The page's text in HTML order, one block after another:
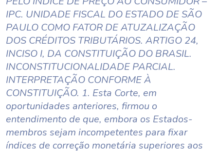
IPC. UNIDADE FISCAL DO ESTADO DE SÃO
PAULO COMO FATOR DE ATUZALIZAÇÃO
DOS CRÉDITOS TRIBUTÁRIOS. ARTIGO 24,
INCISO I, DA CONSTITUIÇÃO DO BRASIL.
INCONSTITUCIONALIDADE PARCIAL.
INTERPRETAÇÃO CONFORME À
CONSTITUIÇÃO. 1. Esta Corte, em
oportunidades anteriores, firmou o
entendimento de que, embora os Estados-
membros sejam incompetentes para fixar
índices de correção monetária superiores aos